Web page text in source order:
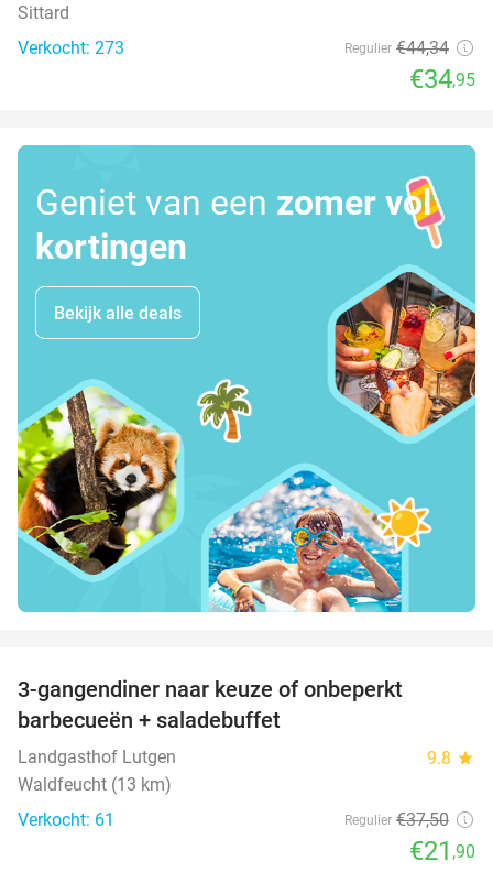
Sittard
Verkocht: 273
Regulier €44,34
€34,95
Geniet van een zomer vol
kortingen
Bekijk alle deals
3-gangendiner naar keuze of onbeperkt
barbecueën + saladebuffet
Landgasthof Lutgen 9.8 star
Waldfeucht (13 km)
Verkocht: 61
Regulier €37,50
€21 ,90